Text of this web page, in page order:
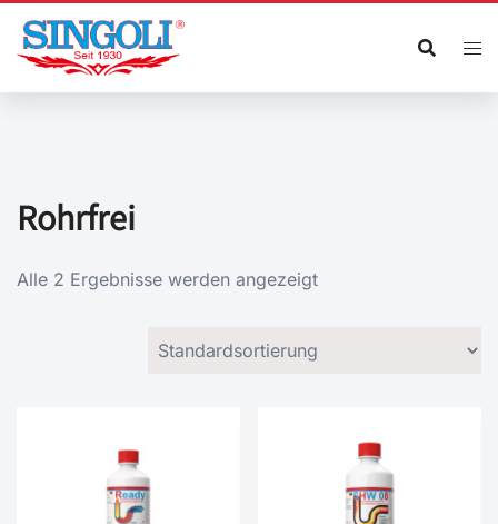
Zum
Inhalt
springen
Rohrfrei
Alle 2 Ergebnisse werden angezeigt